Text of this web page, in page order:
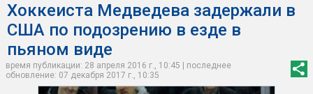
Хоккеиста Медведева задержали в
США по подозрению в езде в
пьяном виде
время публикации: 28 апреля 2016 г., 10:45 | последнее
обновление: 07 декабря 2017 г., 10:35